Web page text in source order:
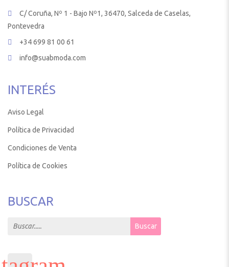
C/ Coruña, Nº 1 - Bajo Nº1, 36470, Salceda de Caselas,
Pontevedra
+34 699 81 00 61
info@suabmoda.com
INTERÉS
Aviso Legal
Política de Privacidad
Condiciones de Venta
Política de Cookies
BUSCAR
Search for: Buscar